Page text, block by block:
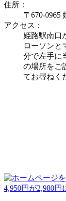
住所：
〒670-0965
アクセス：
姫路駅南口
ローソンと
分で左手に
の場所をご
てお尋ねく